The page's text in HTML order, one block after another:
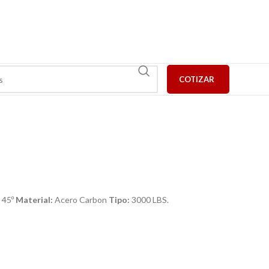
COTIZAR
Material: Acero Carbon Tipo: 3000 LBS.